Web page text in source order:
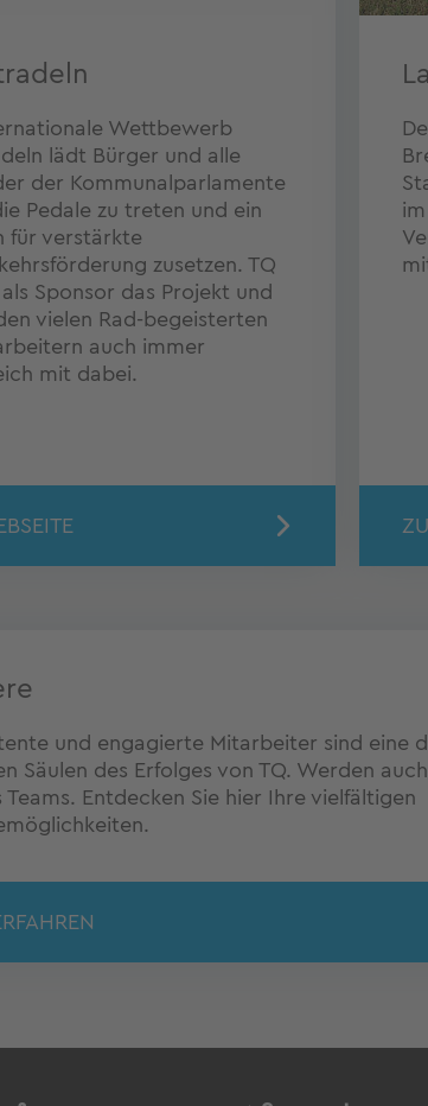
Wettbewerb
lädt Bürger und alle
der Kommunalparlamente
Pedale zu treten und ein
für verstärkte
zusetzen. TQ
Sponsor das Projekt und
vielen Rad-begeisterten
auch immer
mit dabei.
und engagierte Mitarbeiter sind eine
Säulen des Erfolges von TQ. Werden auch
Teams. Entdecken Sie hier Ihre vielfältigen